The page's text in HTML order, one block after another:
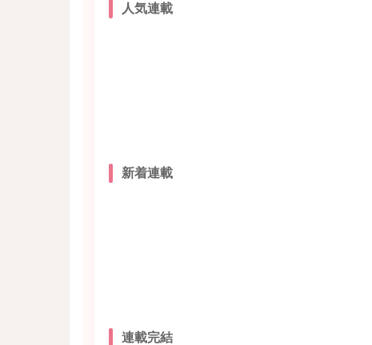
人気連載
新着連載
連載完結